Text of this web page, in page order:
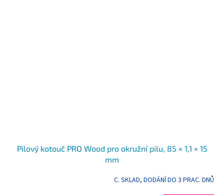
Pilový kotouč PRO Wood pro okružní pilu, 85 × 1,1 × 15
mm
C. SKLAD, DODÁNÍ DO 3 PRAC. DNŮ